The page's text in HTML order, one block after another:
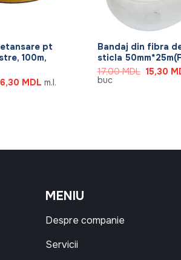
pt
100m,
Prețul
inițial
6,30 MDLPrețul
m.l.
Bandaj din fibra
sticla
17,00MDL Prețul
inițial
15,30
buc
MENIU
Despre companie
Servicii